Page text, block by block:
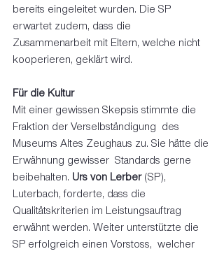
bereits eingeleitet wurden. Die SP
erwartet zudem, dass die
Zusammenarbeit mit Eltern, welche nicht
kooperieren, geklärt wird.
Für die Kultur
Mit einer gewissen Skepsis stimmte die
Fraktion der Verselbständigung  des
Museums Altes Zeughaus zu. Sie hätte die
Erwähnung gewisser  Standards gerne
beibehalten. Urs von Lerber (SP),
Luterbach, forderte, dass die
Qualitätskriterien im Leistungsauftrag
erwähnt werden. Weiter unterstützte die
SP erfolgreich einen Vorstoss,  welcher